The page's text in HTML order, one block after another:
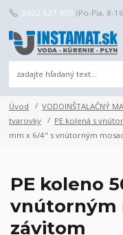
0902 527 909 (Po-Pia, 8-
Úvod VODOINŠTALAČNÝ
tvarovky
PE kolená s
mm x 6/4" s vnútorným
PE koleno
vnútorným
závitom